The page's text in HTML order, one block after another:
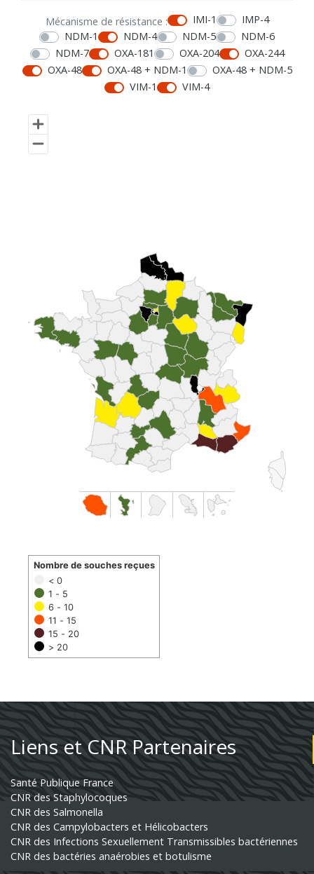
Mécanisme de résistance : IMI-1
IMP-4
NDM-1
NDM-4 NDM-5
NDM-6
NDM-7
OXA-181 OXA-204
OXA-244
OXA-48
OXA-48 + NDM-1
OXA-48 + NDM-5
VIM-1
VIM-4
< 0
1 - 5
6 - 10
11 - 15
15 - 20
> 20
Nombre de souches reçues
Liens et CNR Partenaires
Santé Publique France
CNR des Staphylocoques
CNR des Salmonella
CNR des Campylobacters et Hélicobacters
CNR des Infections Sexuellement Transmissibles bactériennes
CNR des bactéries anaérobies et botulisme